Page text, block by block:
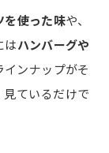
を使った味や、
はハンバーグや
ンナップがそ
ているだけで